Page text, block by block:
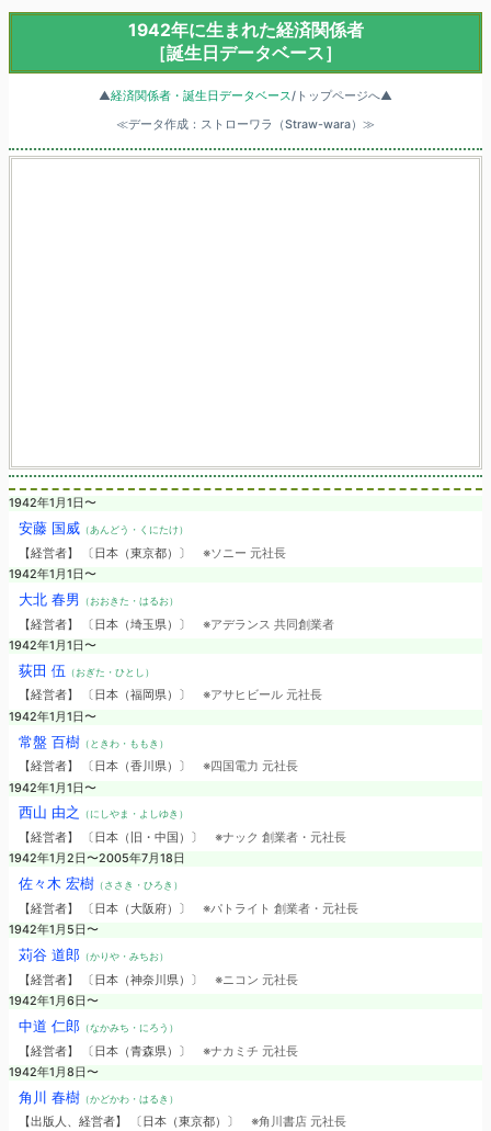
1942年に生まれた経済関係者
［誕生日データベース］
▲経済関係者・誕生日データベース/トップページへ▲
≪データ作成：ストローワラ（Straw-wara）≫
1942年1月1日〜
安藤 国威（あんどう・くにたけ）
【経営者】 〔日本（東京都）〕 ※ソニー 元社長
1942年1月1日〜
大北 春男 （おおきた・はるお）
【経営者】 〔日本（埼玉県）〕 ※アデランス 共同創業者
1942年1月1日〜
荻田 伍 （おぎた・ひとし）
【経営者】 〔日本（福岡県）〕 ※アサヒビール 元社長
1942年1月1日〜
常盤 百樹（ときわ・ももき）
【経営者】 〔日本（香川県）〕 ※四国電力 元社長
1942年1月1日〜
西山 由之 （にしやま・よしゆき）
【経営者】 〔日本（旧・中国）〕 ※ナック 創業者・元社長
1942年1月2日〜2005年7月18日
佐々木 宏樹（ささき・ひろき）
【経営者】 〔日本（大阪府）〕 ※パトライト 創業者・元社長
1942年1月5日〜
苅谷 道郎（かりや・みちお）
【経営者】 〔日本（神奈川県）〕 ※ニコン 元社長
1942年1月6日〜
中道 仁郎（なかみち・にろう）
【経営者】 〔日本（青森県）〕 ※ナカミチ 元社長
1942年1月8日〜
角川 春樹（かどかわ・はるき）
【出版人、経営者】 〔日本（東京都）〕 ※角川書店 元社長